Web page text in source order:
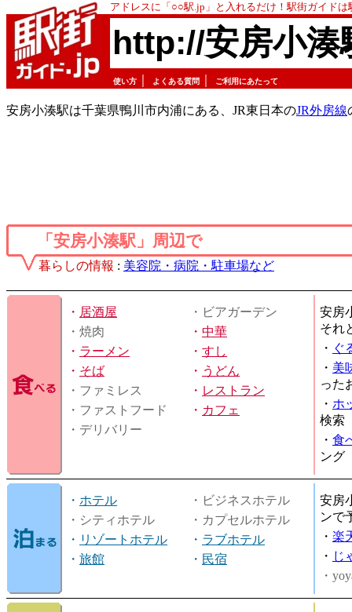
アドレスに「○○駅.jp」と入れるだけ！駅街ガイド
http://安房小湊
使い方 よくある質問 ご利用にあたって
安房小湊駅は千葉県鴨川市内浦にある、JR東日本のJR外房線
「安房小湊駅」周辺で
暮らしの情報 : 美容院・病院・駐車場など
・ 居酒屋
・ビアガーデン
・焼肉
・ 中華
・ ラーメン ・ すし
・ そば ・ うどん
・ファミレス
・ レストラン
・ファストフード
・ カフェ
・デリバリー
安房
それ
・ ぐ
・ 美
った
・ ホ
検索
・ 食
ング
・ ホテル
・ビジネスホテル
・シティホテル
・カプセルホテル
・ リゾートホテル ・ ラブホテル
・ 旅館 ・ 民宿
安房
ンで
・ 楽
・ じ
・